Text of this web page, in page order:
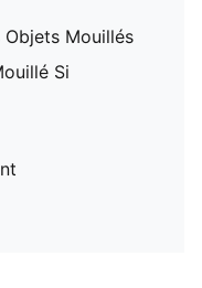
Mouillés
Si